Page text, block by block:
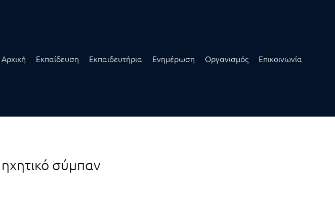
Αρχική Εκπαίδευση Εκπαιδευτήρια Ενημέρωση Οργανισμός Επικοινωνία
σύμπαν